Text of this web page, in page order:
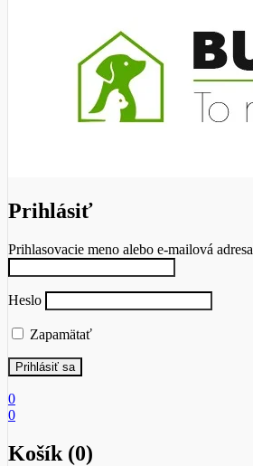
Prihlásiť
Prihlasovacie meno alebo e-mailová adresa
Heslo
Zapamätať
0
0
Košík (0)